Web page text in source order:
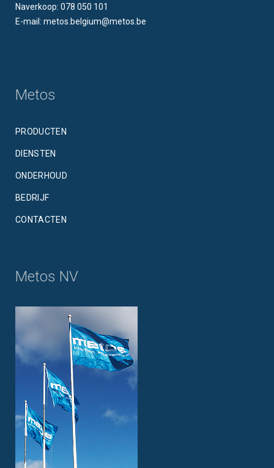
Naverkoop: 078 050 101
E-mail: metos.belgium@metos.be
Metos
PRODUCTEN
DIENSTEN
ONDERHOUD
BEDRIJF
CONTACTEN
Metos NV